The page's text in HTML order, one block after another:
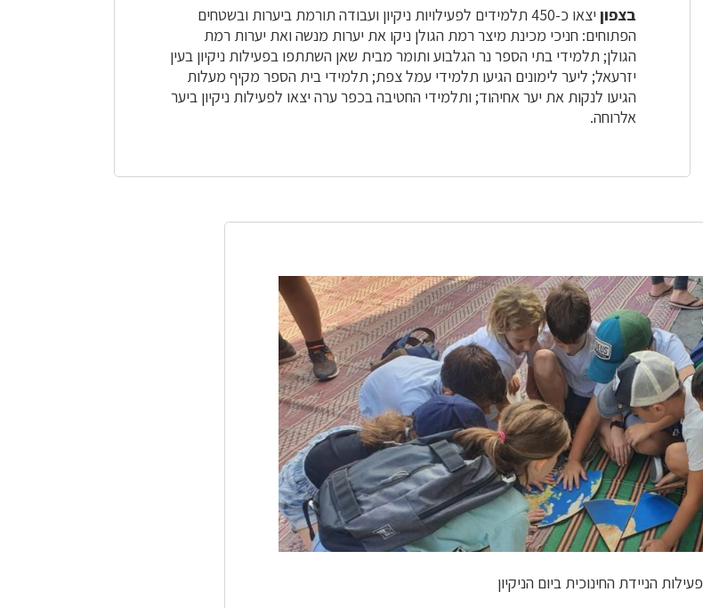
בצפון
יצאו כ-450 תלמידים לפעילויות ניקיון ועבודה תורמת ביערות ובשטחים
הפתוחים: חניכי מכינת מיצר רמת הגולן ניקו את יערות מנשה ואת יערות רמת
הגולן; תלמידי בתי הספר נר הגלבוע ותומר מבית שאן השתתפו בפעילות ניקיון בעין
יזרעאל; ליער לימונים הגיעו תלמידי עמל צפת; תלמידי בית הספר מקיף מעלות
הגיעו לנקות את יער אחיהוד; ותלמידי החטיבה בכפר ערה יצאו לפעילות ניקיון ביער
אלרוחה.
פעילות הניידת החינוכית ביום הניקיון